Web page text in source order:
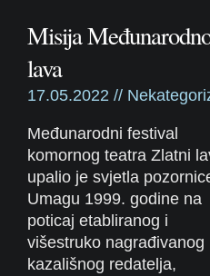
Misija
lava
17.05.2022 //
Međunarodni festival
komornog teatra Zlatni
upalio je svjetla
Umagu 1999. godine na
poticaj etabliranog i
višestruko nagrađivanog
kazališnog redatelja,